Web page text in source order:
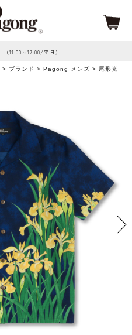
（11:00～17:00/平日）
> ブランド > Pagong メンズ > 尾形光